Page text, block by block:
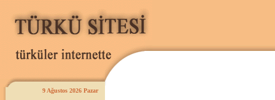
9 Ağustos 2026 Pazar